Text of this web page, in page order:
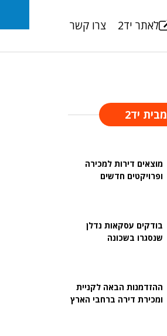
לאתר יד2 צרו קשר
מבית יד2
מוצאים דירות למכירה
ופרויקטים חדשים
בודקים עסקאות נדלן
שנסגרו בשכונה
ההזדמנות הבאה לקניית
ומכירת דירה ברחבי הארץ